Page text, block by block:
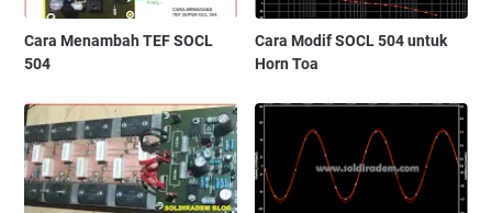
Cara Menambah TEF SOCL
504
Cara Modif SOCL 504 untuk
Horn Toa